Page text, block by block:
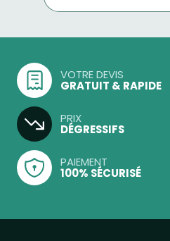
VOTRE DEVIS
GRATUIT & RAPIDE
PRIX
DÉGRESSIFS
PAIEMENT
100% SÉCURISÉ